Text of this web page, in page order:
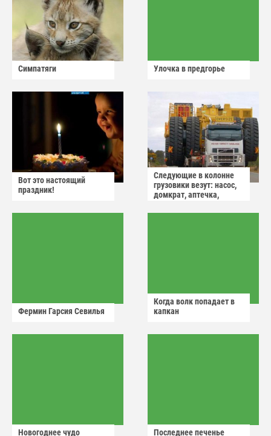
Симпатяги Улочка в предгорье
Вот это настоящий
праздник!
Следующие в колонне
грузовики везут: насос,
домкрат, аптечка,
Фермин Гарсия Севилья
Когда волк попадает в
капкан
Новогоднее чудо Последнее печенье